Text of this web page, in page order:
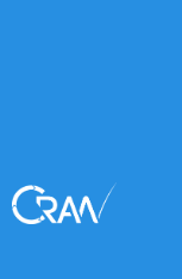
Signatures